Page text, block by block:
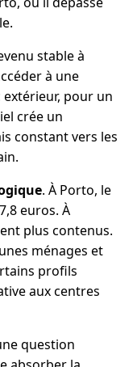
stable à
à une
pour un
crée un
constant vers les
. À Porto, le
euros. À
plus contenus.
ménages et
profils
aux centres
question